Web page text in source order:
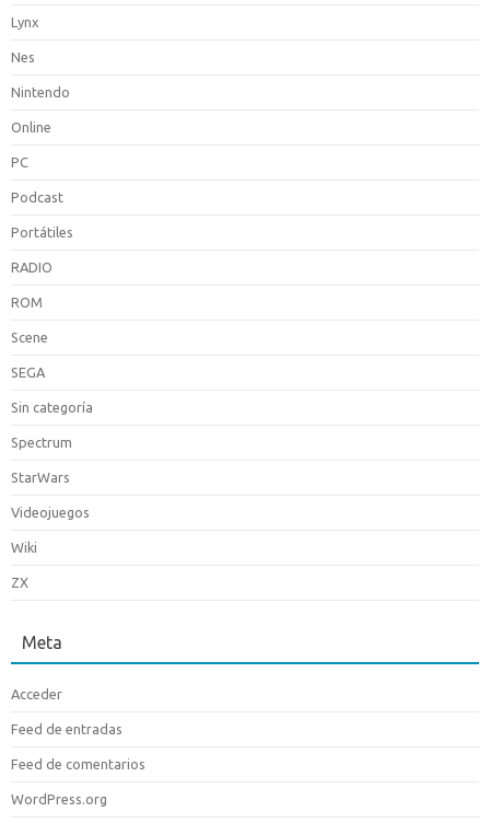
Lynx
Nes
Nintendo
Online
PC
Podcast
Portátiles
RADIO
ROM
Scene
SEGA
Sin categoría
Spectrum
StarWars
Videojuegos
Wiki
ZX
Meta
Acceder
Feed de entradas
Feed de comentarios
WordPress.org